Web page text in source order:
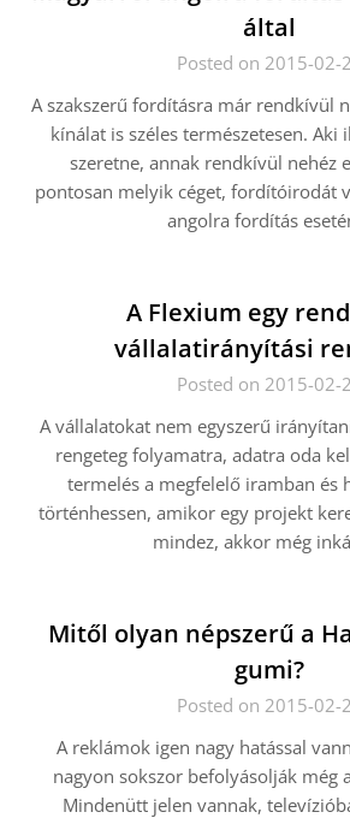
által
Posted on 2015-02-
A szakszerű fordításra már rendkívül
kínálat is széles természetesen. Aki
szeretne, annak rendkívül nehéz
pontosan melyik céget, fordítóirodát
angolra fordítás
A Flexium egy
vállalatirányítási
Posted on 2015-02-
A vállalatokat nem egyszerű
rengeteg folyamatra, adatra oda
termelés a megfelelő iramban és
történhessen, amikor egy projekt
mindez, akkor még
Mitől olyan népszerű a
gumi?
Posted on 2015-02-
A reklámok igen nagy hatással
nagyon sokszor befolyásolják még
Mindenütt jelen vannak,